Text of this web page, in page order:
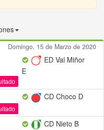
Domingo, 15 de Marzo de 2020
ED Val Miñor
E
CD Choco D
CD Nieto B